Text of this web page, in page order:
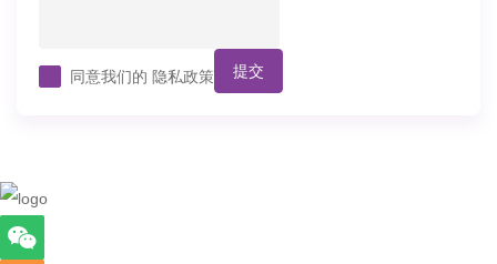
同意我们的 隐私政策 提交